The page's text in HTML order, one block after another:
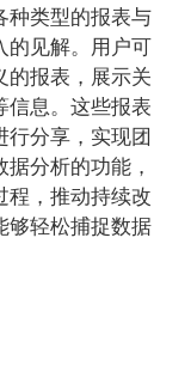
种类型的报表与
的见解。用户可
的报表，展示关
信息。这些报表
分享，实现团
分析的功能，
程，推动持续改
够轻松捕捉数据